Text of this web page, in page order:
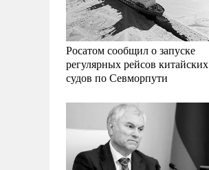
Росатом сообщил о запуске
регулярных рейсов китайских
судов по Севморпути